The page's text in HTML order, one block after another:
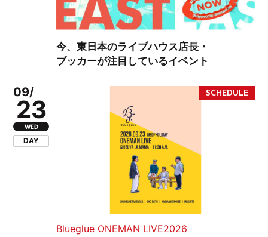
今、東日本のライブハウス店長・
ブッカーが注目しているイベント
09/
23
WED
DAY
Blueglue ONEMAN LIVE2026